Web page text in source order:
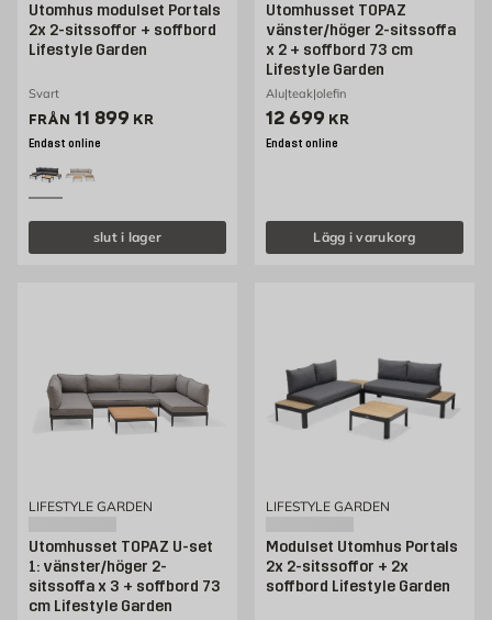
Utomhus modulset Portals
2x 2-sitssoffor + soffbord
Lifestyle Garden
Svart
FRÅN Pris 11899 kr
11 899 KR
Endast online
slut i lager
Utomhusset TOPAZ
vänster/höger 2-sitssoffa
x 2 + soffbord 73 cm
Lifestyle Garden
Alu|teak|olefin
Pris 12699 kr
12 699 KR
Endast online
Lägg i varukorg
LIFESTYLE GARDEN
Utomhusset TOPAZ U-set
1: vänster/höger 2-
sitssoffa x 3 + soffbord 73
cm Lifestyle Garden
LIFESTYLE GARDEN
Modulset Utomhus Portals
2x 2-sitssoffor + 2x
soffbord Lifestyle Garden